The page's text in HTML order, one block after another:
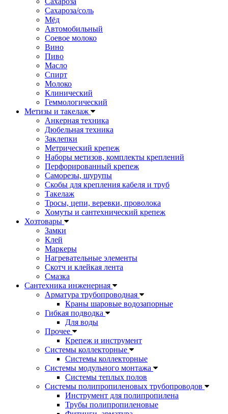
Сахароза/соль
Мёд
Автомобильный
Соевое молоко
Вино
Пиво
Масло
Спирт
Молоко
Клинический
Геммологический
Метизы и такелаж
Анкерная техника
Дюбельная техника
Заклепки
Метрический крепеж
Наборы метизов, комплекты креплений
Перфорированный крепеж
Саморезы, шурупы
Скобы для крепления кабеля и труб
Такелаж
Тросы, цепи, веревки, проволока
Хомуты и сантехнический крепеж
Хозтовары
Замки
Клей
Маркеры
Нагревательные элементы
Скотч и клейкая лента
Смазка
Сантехника инженерная
Арматура трубопроводная
Краны шаровые водозапорные
Гибкая подводка
Для воды
Прочее
Крепеж и инструмент
Системы коллекторные
Системы коллекторные
Системы модульного монтажа
Системы теплых полов
Системы полипропиленовых трубопроводов
Инструмент для полипропилена
Трубы полипропиленовые